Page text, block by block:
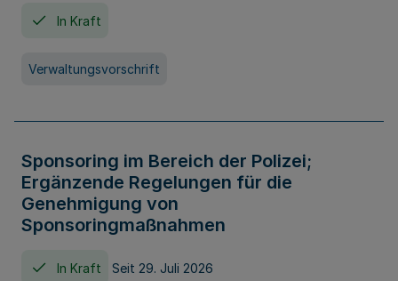
In Kraft
Verwaltungsvorschrift
Sponsoring im Bereich der Polizei;
Ergänzende Regelungen für die
Genehmigung von
Sponsoringmaßnahmen
In Kraft Seit 29. Juli 2026